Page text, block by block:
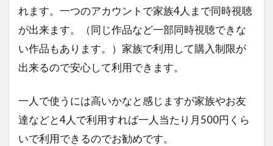
れます。一つのアカウントで家族4人まで同時視聴
が出来ます。（同じ作品など一部同時視聴できな
い作品もあります。）家族で利用して購入制限が
出来るので安心して利用できます。
一人で使うには高いかなと感じますが家族やお友
達などと4人で利用すれば一人当たり月500円くら
いで利用できるのでお勧めです。